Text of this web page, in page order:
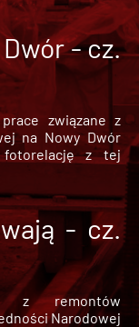
- cz.
związane z
na Nowy Dwór
fotorelację z tej
- cz.
z remontów
Narodowej